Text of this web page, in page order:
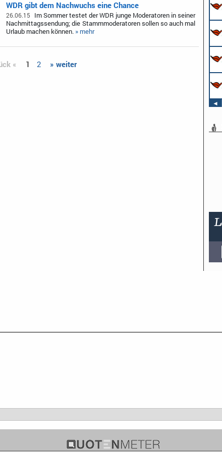
WDR gibt dem Nachwuchs eine Chance
26.06.15
Im Sommer testet der WDR junge Moderatoren in seiner
Nachmittagssendung; die Stammmoderatoren sollen so auch mal
Urlaub machen können. » mehr
« 1 2 » weiter
◄